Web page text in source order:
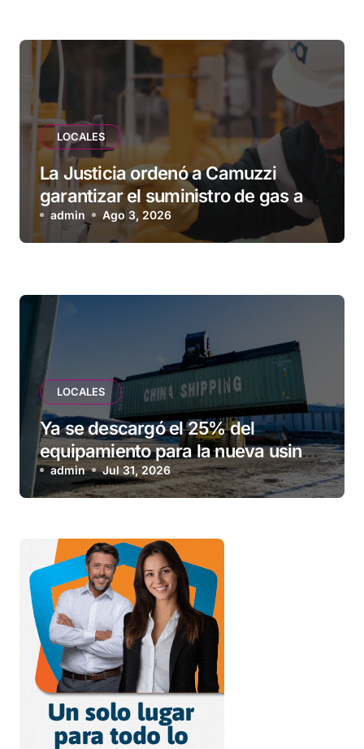
LOCALES
La Justicia ordenó a Camuzzi
garantizar el suministro de gas a
una familia de Tolhuin
admin Ago 3, 2026
LOCALES
Ya se descargó el 25% del
equipamiento para la nueva usina
de Ushuaia
admin Jul 31, 2026